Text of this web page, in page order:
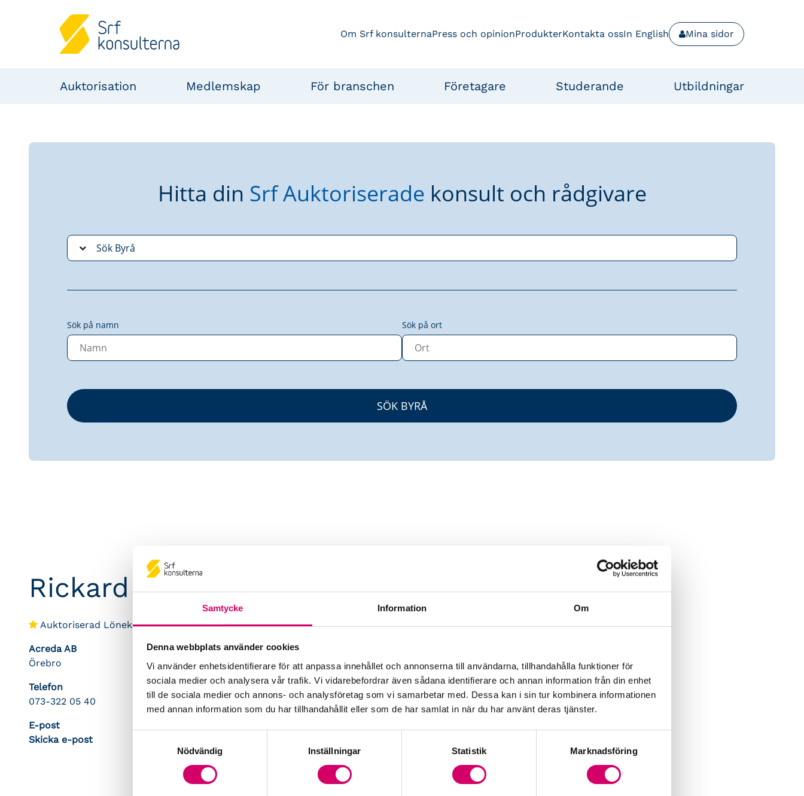
Samtycke Information Om
Denna webbplats använder cookies
Vi använder enhetsidentifierare för att anpassa innehållet och annonserna till användarna, tillhandahålla funktioner för
sociala medier och analysera vår trafik. Vi vidarebefordrar även sådana identifierare och annan information från din enhet
till de sociala medier och annons- och analysföretag som vi samarbetar med. Dessa kan i sin tur kombinera informationen
med annan information som du har tillhandahållit eller som de har samlat in när du har använt deras tjänster.
Nödvändig
Inställningar Statistik Marknadsföring
Om Srf konsulternaPress och opinionProdukterKontakta ossIn English Mina sidor
Auktorisation Medlemskap För branschen Företagare Studerande Utbildningar
Hitta din Srf Auktoriserade konsult och rådgivare
Sök på namn Sök på ort
Rickard Kanon
Auktoriserad Lönekonsult
Acreda AB
Örebro
Telefon
073-322 05 40
E-post
Skicka e-post